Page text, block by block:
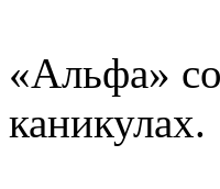
«Альфа»
каникулах.